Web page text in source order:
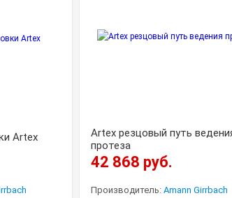
Artex
Artex резцовый путь
протеза
42 868 руб.
Производитель:Amann Girrbach